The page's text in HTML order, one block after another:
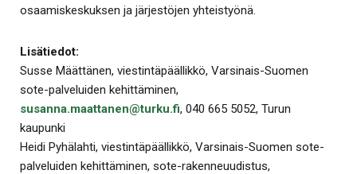
osaamiskeskuksen ja järjestöjen yhteistyönä.
Lisätiedot:
Susse Määttänen, viestintäpäällikkö, Varsinais-Suomen
sote-palveluiden kehittäminen,
susanna.maattanen@turku.fi, 040 665 5052, Turun
kaupunki
Heidi Pyhälahti, viestintäpäällikkö, Varsinais-Suomen sote-
palveluiden kehittäminen, sote-rakenneuudistus,